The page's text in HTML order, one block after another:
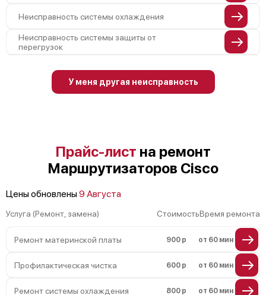
Неисправность системы охлаждения
Неисправность системы защиты от
перегрузок
отключения
Неисправность системы защиты от
перенапряжения
Неисправность системы защиты от
замыкания
Повреждение системы защиты от
перегрузок
Неисправность системы защиты от
Поломка системы защиты от
У меня другая неисправность
Прайс-лист на ремонт
Маршрутизаторов Cisco
Цены обновлены9 Августа
Услуга (Ремонт, замена) СтоимостьВремя ремонта
Ремонт материнской платы 900 р от 60 мин
Профилактическая чистка 600 р от 60 мин
Ремонт системы охлаждения 800 р от 60 мин